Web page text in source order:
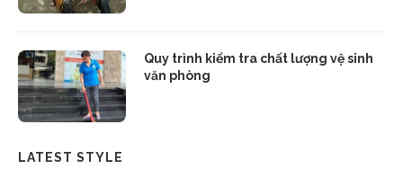
Quy trình kiểm tra chất lượng vệ sinh
văn phòng
LATEST STYLE